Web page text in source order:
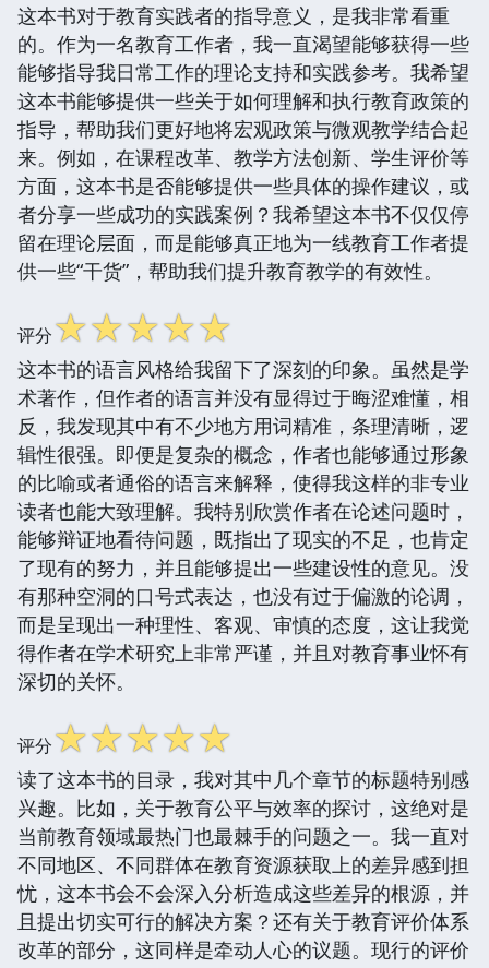
这本书对于教育实践者的指导意义，是我非常看重
的。作为一名教育工作者，我一直渴望能够获得一些
能够指导我日常工作的理论支持和实践参考。我希望
这本书能够提供一些关于如何理解和执行教育政策的
指导，帮助我们更好地将宏观政策与微观教学结合起
来。例如，在课程改革、教学方法创新、学生评价等
方面，这本书是否能够提供一些具体的操作建议，或
者分享一些成功的实践案例？我希望这本书不仅仅停
留在理论层面，而是能够真正地为一线教育工作者提
供一些“干货”，帮助我们提升教育教学的有效性。
评分☆☆☆☆☆
这本书的语言风格给我留下了深刻的印象。虽然是学
术著作，但作者的语言并没有显得过于晦涩难懂，相
反，我发现其中有不少地方用词精准，条理清晰，逻
辑性很强。即便是复杂的概念，作者也能够通过形象
的比喻或者通俗的语言来解释，使得我这样的非专业
读者也能大致理解。我特别欣赏作者在论述问题时，
能够辩证地看待问题，既指出了现实的不足，也肯定
了现有的努力，并且能够提出一些建设性的意见。没
有那种空洞的口号式表达，也没有过于偏激的论调，
而是呈现出一种理性、客观、审慎的态度，这让我觉
得作者在学术研究上非常严谨，并且对教育事业怀有
深切的关怀。
评分☆☆☆☆☆
读了这本书的目录，我对其中几个章节的标题特别感
兴趣。比如，关于教育公平与效率的探讨，这绝对是
当前教育领域最热门也最棘手的问题之一。我一直对
不同地区、不同群体在教育资源获取上的差异感到担
忧，这本书会不会深入分析造成这些差异的根源，并
且提出切实可行的解决方案？还有关于教育评价体系
改革的部分，这同样是牵动人心的议题。现行的评价